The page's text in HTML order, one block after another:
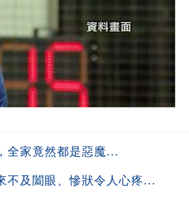
全家竟然都是惡魔...
不及闔眼、慘狀令人心疼...